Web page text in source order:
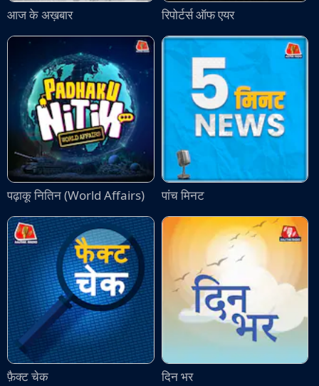
आज के अख़बार रिपोर्टर्स ऑफ एयर
पढ़ाकू नितिन (World Affairs) पांच मिनट
फ़ैक्ट चेक दिन भर